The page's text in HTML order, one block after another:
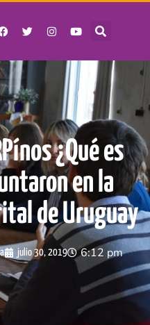
¿Qué es
en la
de Uruguay
julio 30, 2019 6:12 pm